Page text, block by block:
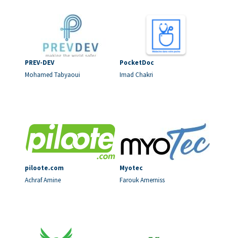
PREV-DEV
Mohamed Tabyaoui
PocketDoc
Imad Chakri
piloote.com
Achraf Amine
Myotec
Farouk Amerniss